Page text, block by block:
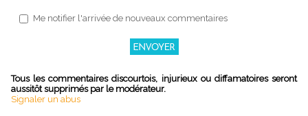
Me notifier l'arrivée de nouveaux commentaires
Tous les commentaires discourtois, injurieux ou diffamatoires seront
aussitôt supprimés par le modérateur.
Signaler un abus